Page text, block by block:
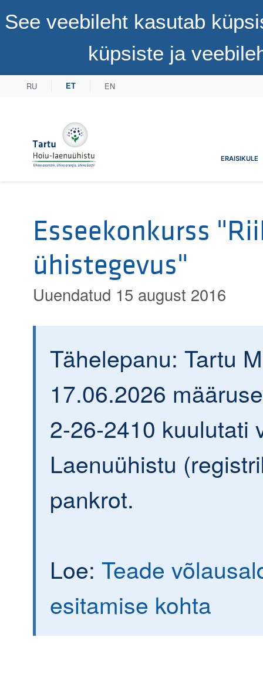
See veebileht kasutab
küpsiste ja
RU ET EN
Tartu Hoiu-laenuühistuERAISIKULE
Esseekonkurss
ühistegevus"
Uuendatud 15 august 2016
Tähelepanu: Tartu
17.06.2026
2-26-2410 kuulutati
Laenuühistu
pankrot.
Loe: Teade
esitamise kohta